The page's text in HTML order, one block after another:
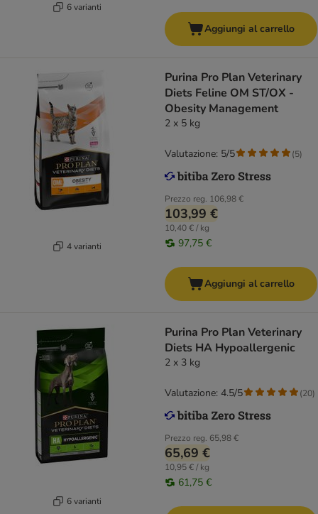
6 varianti
Aggiungi al carrello
4 varianti
Purina Pro Plan Veterinary
Diets Feline OM ST/OX -
Obesity Management
2 x 5 kg
Prezzo reg. 106,98 €
103,99 €
10,40 € / kg
97,75 €
Valutazione: 5/5 (5)
Aggiungi al carrello
6 varianti
Purina Pro Plan Veterinary
Diets HA Hypoallergenic
2 x 3 kg
Prezzo reg. 65,98 €
65,69 €
10,95 € / kg
61,75 €
Valutazione: 4.5/5 (20)